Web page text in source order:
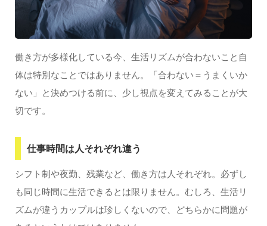
働き方が多様化している今、生活リズムが合わないこと自
体は特別なことではありません。「合わない＝うまくいか
ない」と決めつける前に、少し視点を変えてみることが大
切です。
仕事時間は人それぞれ違う
シフト制や夜勤、残業など、働き方は人それぞれ。必ずし
も同じ時間に生活できるとは限りません。むしろ、生活リ
ズムが違うカップルは珍しくないので、どちらかに問題が